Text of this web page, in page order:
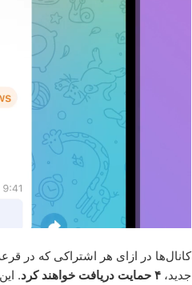
کانال‌ها در ازای هر اشتراکی که در
جدید، ۴ حمایت دریافت خواهند کرد . این